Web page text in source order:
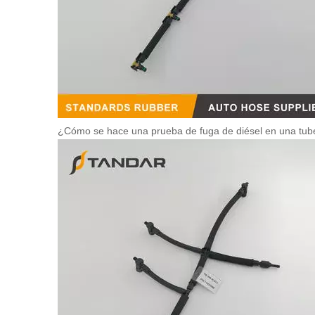
¿Cómo se hace una prueba de fuga de diésel en una